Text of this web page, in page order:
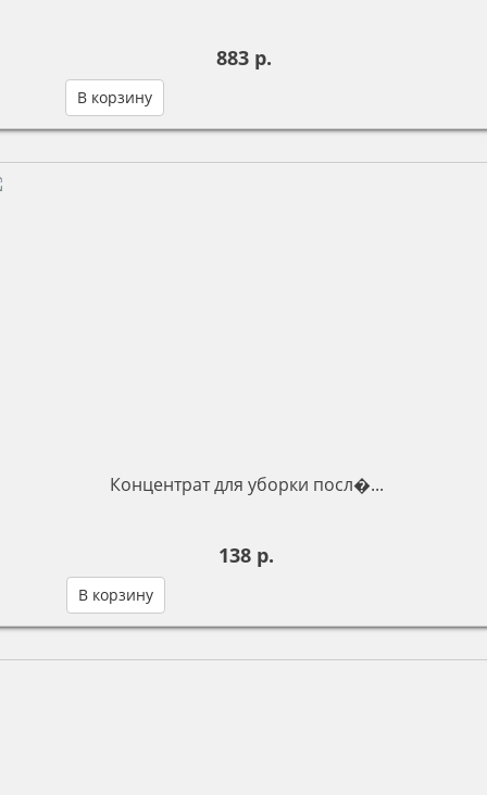
883 р.
В корзину
Концентрат для уборки посл�...
138 р.
В корзину